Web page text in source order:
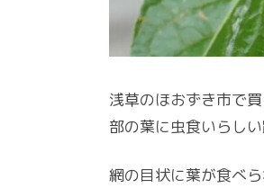
浅草のほおずき市で
部の葉に虫食いらし
網の目状に葉が食べ